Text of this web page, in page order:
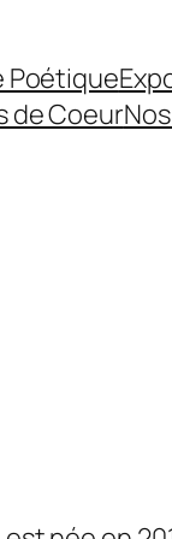
Poétique
de Coeur